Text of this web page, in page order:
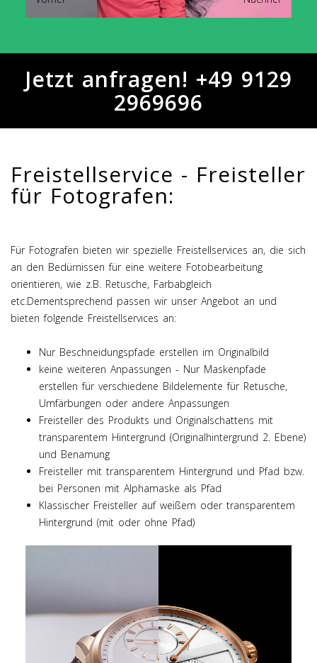
Jetzt anfragen! +49 9129
2969696
Freistellservice - Freisteller
für Fotografen:
Für Fotografen bieten wir spezielle Freistellservices an, die sich
an den Bedürnissen für eine weitere Fotobearbeitung
orientieren, wie z.B. Retusche, Farbabgleich
etc.Dementsprechend passen wir unser Angebot an und
bieten folgende Freistellservices an:
Nur Beschneidungspfade erstellen im Originalbild
keine weiteren Anpassungen - Nur Maskenpfade
erstellen für verschiedene Bildelemente für Retusche,
Umfärbungen oder andere Anpassungen
Freisteller des Produkts und Originalschattens mit
transparentem Hintergrund (Originalhintergrund 2. Ebene)
und Benamung
Freisteller mit transparentem Hintergrund und Pfad bzw.
bei Personen mit Alphamaske als Pfad
Klassischer Freisteller auf weißem oder transparentem
Hintergrund (mit oder ohne Pfad)